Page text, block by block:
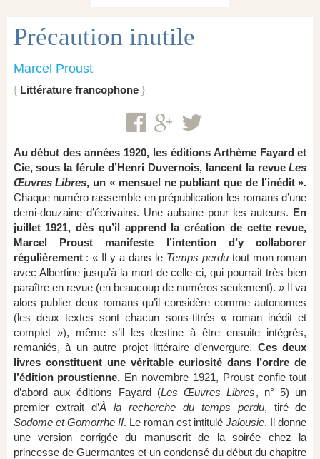
Précaution inutile
Marcel Proust
Littérature francophone
Au début des années 1920, les éditions Arthème Fayard et
Cie, sous la férule d’Henri Duvernois, lancent la revueLes
Œuvres Libres, un « mensuel ne publiant que de l’inédit ».
Chaque numéro rassemble en prépublication les romans d’une
demi-douzaine d’écrivains. Une aubaine pour les auteurs. En
juillet 1921, dès qu’il apprend la création de cette revue,
Marcel Proust manifeste l’intention d’y collaborer
régulièrement: « Il y a dans le Temps perdutout mon roman
avec Albertine jusqu’à la mort de celle-ci, qui pourrait très bien
paraître en revue (en beaucoup de numéros seulement). » Il va
alors publier deux romans qu’il considère comme autonomes
(les deux textes sont chacun sous-titrés « roman inédit et
complet »), même s’il les destine à être ensuite intégrés,
remaniés, à un autre projet littéraire d’envergure. Ces deux
livres constituent une véritable curiosité dans l’ordre de
l’édition proustienne. En novembre 1921, Proust confie tout
d’abord aux éditions Fayard (Les Œuvres Libres, n° 5) un
premier extrait d’À la recherche du temps perdu, tiré de
Sodome et Gomorrhe II. Le roman est intituléJalousie. Il donne
une version corrigée du manuscrit de la soirée chez la
princesse de Guermantes et un condensé du début du chapitre